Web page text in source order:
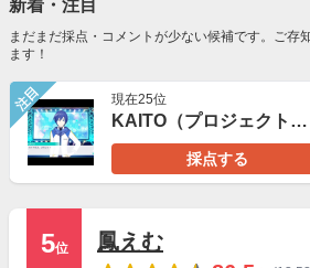
新着・注目
まだまだ採点・コメントが少ない候補です。ご存
ます！
注目 現在25位
KAITO（プロジェクトセカイ）
採点する
5位
鳳えむ